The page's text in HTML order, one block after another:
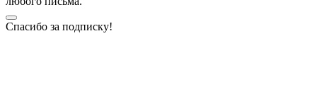
Спасибо за подписку!